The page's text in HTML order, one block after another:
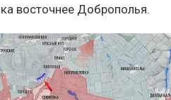
восточнее Доброполья.